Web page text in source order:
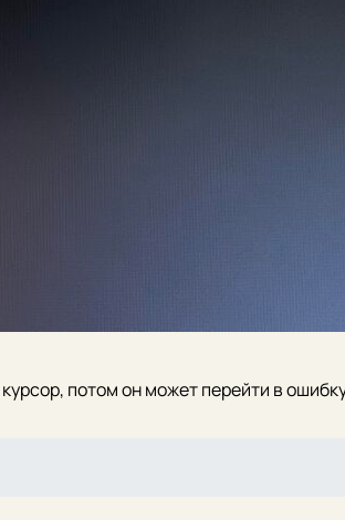
потом он может перейти в